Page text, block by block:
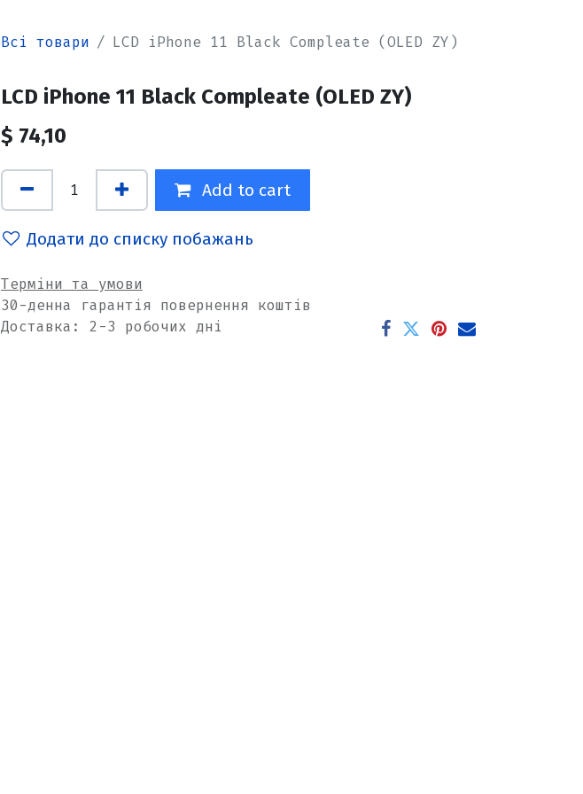
Всі товари LCD iPhone 11 Black Compleate (OLED ZY)
LCD iPhone 11 Black Compleate (OLED ZY)
$ 74,10
Add to cart
Додати до списку побажань
Терміни та умови
30-денна гарантія повернення коштів
Доставка: 2-3 робочих дні